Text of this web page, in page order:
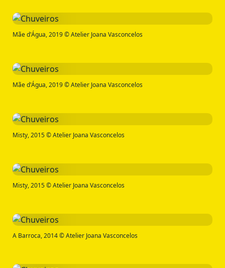
Mãe d'Água, 2019 © Atelier Joana Vasconcelos
Mãe d'Água, 2019 © Atelier Joana Vasconcelos
Misty, 2015 © Atelier Joana Vasconcelos
Misty, 2015 © Atelier Joana Vasconcelos
A Barroca, 2014 © Atelier Joana Vasconcelos